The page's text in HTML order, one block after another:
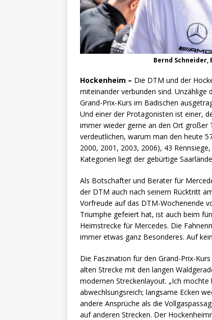
Bernd
Hockenheim – Die DTM und der
miteinander verbunden sind. Unzählige
Grand-Prix-Kurs im Badischen
Und einer der Protagonisten ist einer,
immer wieder gerne an den Ort großer
verdeutlichen, warum man den heute
2000, 2001, 2003, 2006), 43
Kategorien liegt der gebürtige
Als Botschafter und Berater für
der DTM auch nach seinem Rücktritt
Vorfreude auf das DTM-Wochenende
Triumphe gefeiert hat, ist auch beim
Heimstrecke für Mercedes. Die
immer etwas ganz Besonderes. Auf
Die Faszination für den Grand-Prix-
alten Strecke mit den langen
modernen Streckenlayout. „Ich mochte
abwechlsungsreich; langsame Ecken
andere Ansprüche als die
auf anderen Strecken. Der